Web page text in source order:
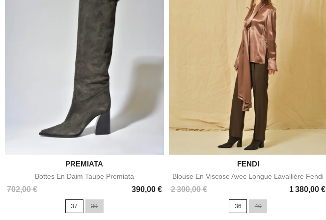
Aperçu rapide
PREMIATA
Bottes En Daim Taupe Premiata
702,00 € 390,00 €
Prix
37 39
Aperçu rapide
FENDI
Blouse En Viscose Avec Longue Lavallière Fendi
2 300,00 € 1 380,00 €
Prix
36 40